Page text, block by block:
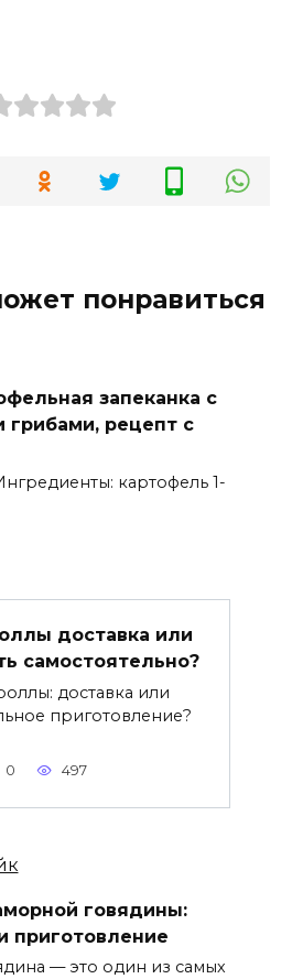
понравиться
запеканка с
грибами, рецепт с
картофель 1-
доставка или
самостоятельно?
доставка или
приготовление?
0 497
говядины:
приготовление
— это один из самых